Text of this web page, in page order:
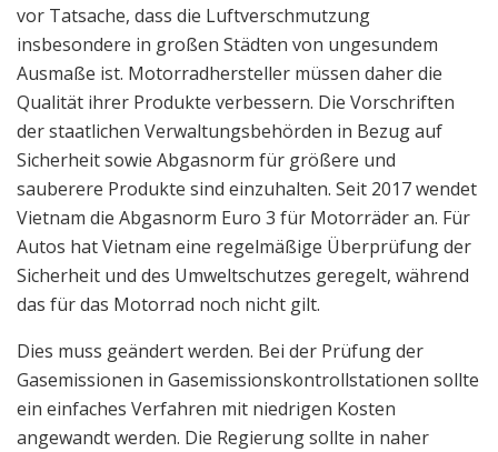
vor Tatsache, dass die Luftverschmutzung
insbesondere in großen Städten von ungesundem
Ausmaße ist. Motorradhersteller müssen daher die
Qualität ihrer Produkte verbessern. Die Vorschriften
der staatlichen Verwaltungsbehörden in Bezug auf
Sicherheit sowie Abgasnorm für größere und
sauberere Produkte sind einzuhalten. Seit 2017 wendet
Vietnam die Abgasnorm Euro 3 für Motorräder an. Für
Autos hat Vietnam eine regelmäßige Überprüfung der
Sicherheit und des Umweltschutzes geregelt, während
das für das Motorrad noch nicht gilt.
Dies muss geändert werden. Bei der Prüfung der
Gasemissionen in Gasemissionskontrollstationen sollte
ein einfaches Verfahren mit niedrigen Kosten
angewandt werden. Die Regierung sollte in naher